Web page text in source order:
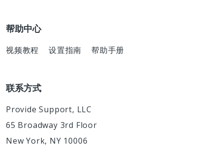
帮助中心
视频教程 设置指南 帮助手册
联系方式
Provide Support, LLC
65 Broadway 3rd Floor
New York, NY 10006